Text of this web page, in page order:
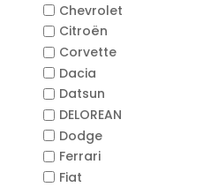
Chevrolet
Citroën
Corvette
Dacia
Datsun
DELOREAN
Dodge
Ferrari
Fiat